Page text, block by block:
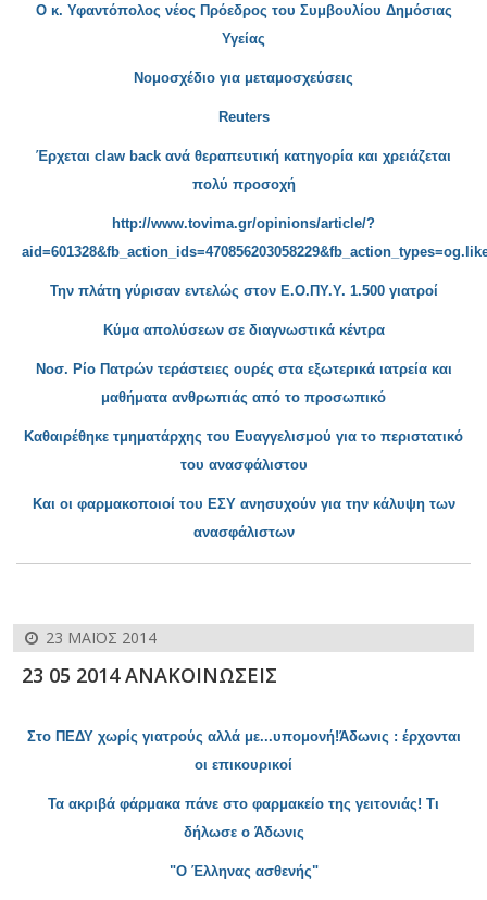
Ο κ. Υφαντόπολος νέος Πρόεδρος του Συμβουλίου Δημόσιας
Υγείας
Νομοσχέδιο για μεταμοσχεύσεις
Reuters
Έρχεται claw back ανά θεραπευτική κατηγορία και χρειάζεται
πολύ προσοχή
http://www.tovima.gr/opinions/article/?
Την πλάτη γύρισαν εντελώς στον Ε.Ο.ΠΥ.Υ. 1.500 γιατροί
Κύμα απολύσεων σε διαγνωστικά κέντρα
Νοσ. Ρίο Πατρών τεράστειες ουρές στα εξωτερικά ιατρεία και
μαθήματα ανθρωπιάς από το προσωπικό
Καθαιρέθηκε τμηματάρχης του Ευαγγελισμού για το περιστατικό
του ανασφάλιστου
Και οι φαρμακοποιοί του ΕΣΥ ανησυχούν για την κάλυψη των
ανασφάλιστων
23 ΜΑΪΟΣ 2014
23 05 2014 ΑΝΑΚΟΙΝΩΣΕΙΣ
Στο Π ΕΔΥ χωρίς γιατρούς αλλά με...υπομονή!Άδωνις : έρχονται
οι επικουρικοί
Τα ακριβά φάρμακα πάνε στο φαρμακείο της γειτονιάς! Τι
δήλωσε ο Άδωνις
"Ο Έλληνας ασθενής"